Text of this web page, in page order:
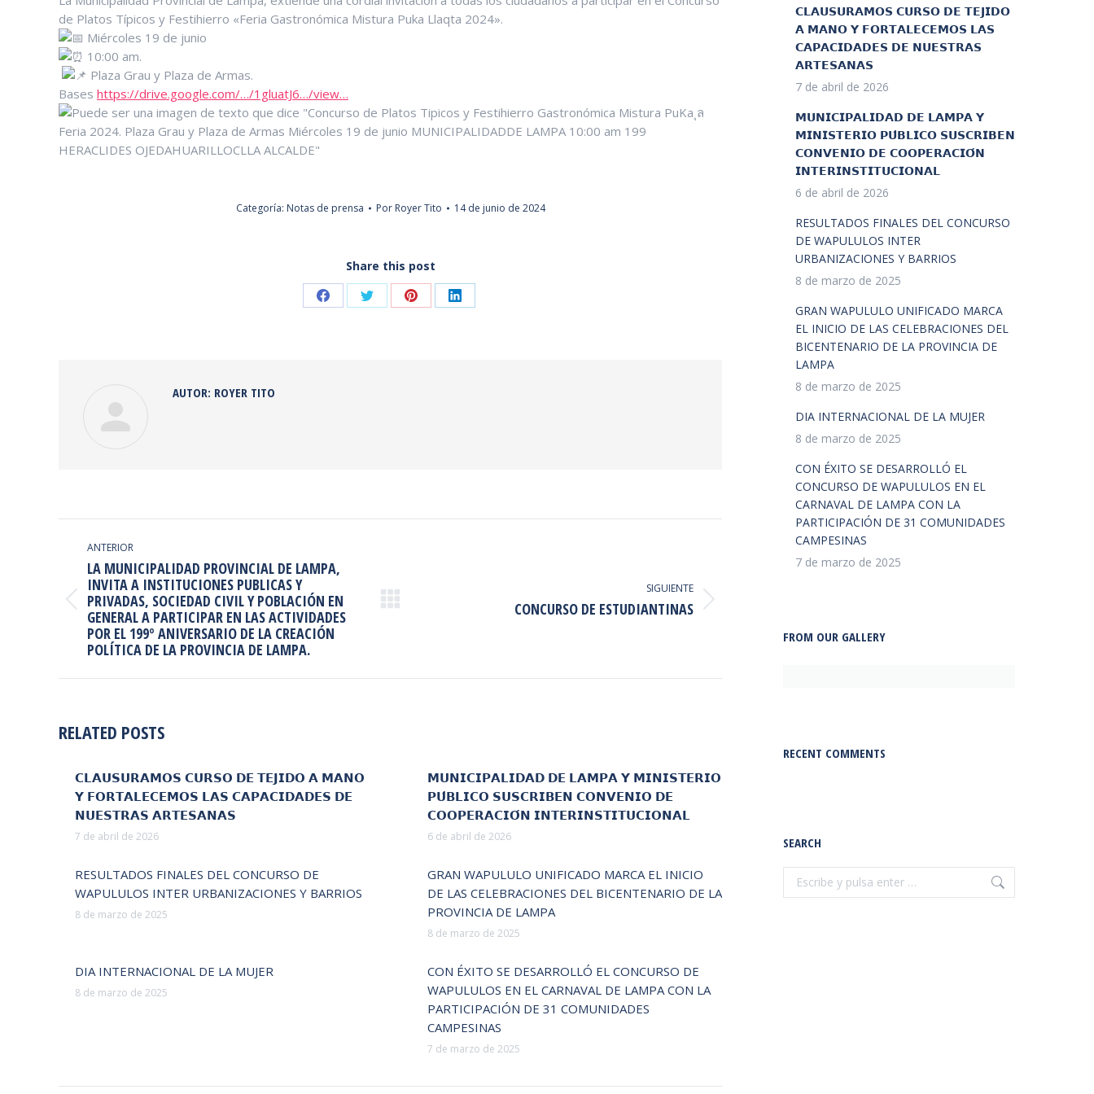
de Platos Típicos y Festihierro «Feria Gastronómica Mistura Puka Llaqta 2024».
Miércoles 19 de junio
10:00 am.
Plaza Grau y Plaza de Armas.
Bases https://drive.google.com/…/1gluatJ6…/view…
Categoría: Notas de prensa Por Royer Tito 14 de junio de 2024
Share this post
Share Share Share Share
AUTOR: ROYER TITO
ENTRE
PUBLICACIONES
ANTERIOR
Publicación
anterior:
LA MUNICIPALIDAD PROVINCIAL DE LAMPA,
INVITA A INSTITUCIONES PUBLICAS Y
PRIVADAS, SOCIEDAD CIVIL Y POBLACIÓN EN
GENERAL A PARTICIPAR EN LAS ACTIVIDADES
POR EL 199º ANIVERSARIO DE LA CREACIÓN
POLÍTICA DE LA PROVINCIA DE LAMPA.
SIGUIENTE
CONCURSO DE ESTUDIANTINAS
RELATED POSTS
𝗖𝗟𝗔𝗨𝗦𝗨𝗥𝗔𝗠𝗢𝗦 𝗖𝗨𝗥𝗦𝗢 𝗗𝗘 𝗧𝗘𝗝𝗜𝗗𝗢 𝗔 𝗠𝗔𝗡𝗢
𝗬 𝗙𝗢𝗥𝗧𝗔𝗟𝗘𝗖𝗘𝗠𝗢𝗦 𝗟𝗔𝗦 𝗖𝗔𝗣𝗔𝗖𝗜𝗗𝗔𝗗𝗘𝗦 𝗗𝗘
𝗡𝗨𝗘𝗦𝗧𝗥𝗔𝗦 𝗔𝗥𝗧𝗘𝗦𝗔𝗡𝗔𝗦
7 de abril de 2026
𝗠𝗨𝗡𝗜𝗖𝗜𝗣𝗔𝗟𝗜𝗗𝗔𝗗 𝗗𝗘 𝗟𝗔𝗠𝗣𝗔 𝗬 𝗠𝗜𝗡𝗜𝗦𝗧𝗘𝗥𝗜𝗢
𝗣𝗨́𝗕𝗟𝗜𝗖𝗢 𝗦𝗨𝗦𝗖𝗥𝗜𝗕𝗘𝗡 𝗖𝗢𝗡𝗩𝗘𝗡𝗜𝗢 𝗗𝗘
𝗖𝗢𝗢𝗣𝗘𝗥𝗔𝗖𝗜𝗢́𝗡 𝗜𝗡𝗧𝗘𝗥𝗜𝗡𝗦𝗧𝗜𝗧𝗨𝗖𝗜𝗢𝗡𝗔𝗟
6 de abril de 2026
RESULTADOS FINALES DEL CONCURSO DE
WAPULULOS INTER URBANIZACIONES Y BARRIOS
8 de marzo de 2025
GRAN WAPULULO UNIFICADO MARCA EL INICIO
DE LAS CELEBRACIONES DEL BICENTENARIO DE LA
PROVINCIA DE LAMPA
8 de marzo de 2025
DIA INTERNACIONAL DE LA MUJER
8 de marzo de 2025
CON ÉXITO SE DESARROLLÓ EL CONCURSO DE
WAPULULOS EN EL CARNAVAL DE LAMPA CON LA
PARTICIPACIÓN DE 31 COMUNIDADES
CAMPESINAS
7 de marzo de 2025
𝗖𝗟𝗔𝗨𝗦𝗨𝗥𝗔𝗠𝗢𝗦 𝗖𝗨𝗥𝗦𝗢 𝗗𝗘 𝗧𝗘𝗝𝗜𝗗𝗢
𝗔 𝗠𝗔𝗡𝗢 𝗬 𝗙𝗢𝗥𝗧𝗔𝗟𝗘𝗖𝗘𝗠𝗢𝗦 𝗟𝗔𝗦
𝗖𝗔𝗣𝗔𝗖𝗜𝗗𝗔𝗗𝗘𝗦 𝗗𝗘 𝗡𝗨𝗘𝗦𝗧𝗥𝗔𝗦
𝗔𝗥𝗧𝗘𝗦𝗔𝗡𝗔𝗦
7 de abril de 2026
𝗠𝗨𝗡𝗜𝗖𝗜𝗣𝗔𝗟𝗜𝗗𝗔𝗗 𝗗𝗘 𝗟𝗔𝗠𝗣𝗔 𝗬
𝗠𝗜𝗡𝗜𝗦𝗧𝗘𝗥𝗜𝗢 𝗣𝗨́𝗕𝗟𝗜𝗖𝗢 𝗦𝗨𝗦𝗖𝗥𝗜𝗕𝗘𝗡
𝗖𝗢𝗡𝗩𝗘𝗡𝗜𝗢 𝗗𝗘 𝗖𝗢𝗢𝗣𝗘𝗥𝗔𝗖𝗜𝗢́𝗡
𝗜𝗡𝗧𝗘𝗥𝗜𝗡𝗦𝗧𝗜𝗧𝗨𝗖𝗜𝗢𝗡𝗔𝗟
6 de abril de 2026
RESULTADOS FINALES DEL CONCURSO
DE WAPULULOS INTER
URBANIZACIONES Y BARRIOS
8 de marzo de 2025
GRAN WAPULULO UNIFICADO MARCA
EL INICIO DE LAS CELEBRACIONES DEL
BICENTENARIO DE LA PROVINCIA DE
LAMPA
8 de marzo de 2025
DIA INTERNACIONAL DE LA MUJER
8 de marzo de 2025
CON ÉXITO SE DESARROLLÓ EL
CONCURSO DE WAPULULOS EN EL
CARNAVAL DE LAMPA CON LA
PARTICIPACIÓN DE 31 COMUNIDADES
CAMPESINAS
7 de marzo de 2025
FROM OUR GALLERY
RECENT COMMENTS
SEARCH
Buscar: